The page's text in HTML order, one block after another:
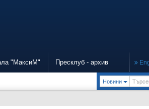
"МаксиМ" Пресклуб - архив
Новини Toggle